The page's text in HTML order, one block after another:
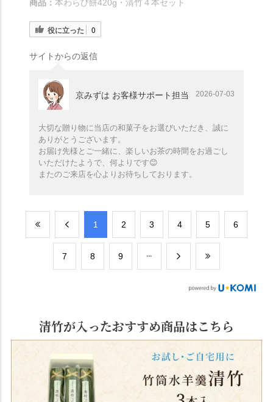
商品： 本わらび餅420g・清竹４本セット
役に立った 0
サイトからの返信
京みずは お客様サポート担当 2026-07-03
大切な贈り物に当店の和菓子をお選びいただき、誠に
ありがとうございます。
お届け先様とご一緒に、楽しいお茶の時間をお過ごし
いただけたようで、何よりです😊
またのご来店を心よりお待ちしております。
​1 ​2 ​3 ​4 ​5 ​6
​7 ​8 ​9
清竹が入ったおすすめ商品はこちら